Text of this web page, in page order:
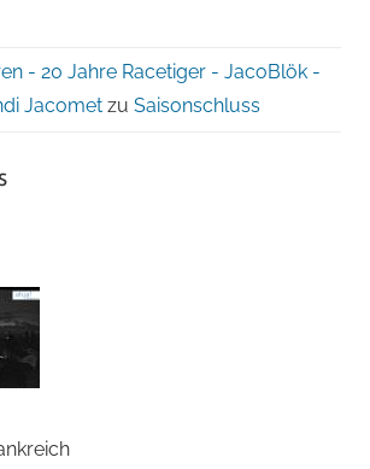
- 20 Jahre Racetiger - JacoBlök -
Jacomet zu Saisonschluss